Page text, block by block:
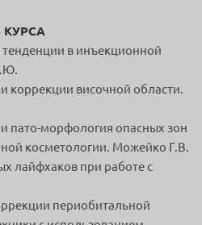
КУРСА
в инъекционной
коррекции височной области.
пато-морфология опасных зон
косметологии. Можейко Г.В.
лайфхаков при работе с
периобитальной